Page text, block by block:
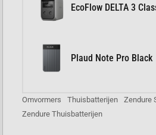
EcoFlow DELTA 3
Plaud Note Pro Black
Omvormers Thuisbatterijen
Zendure
Zendure Thuisbatterijen